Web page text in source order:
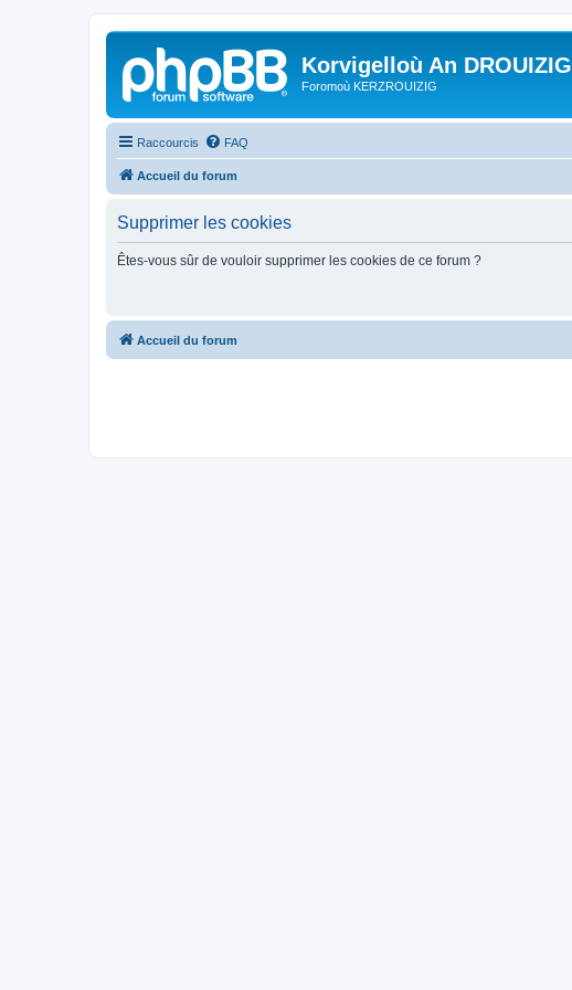
Korvigelloù An DROUIZIG
Foromoù KERZROUIZIG
Raccourcis FAQ
Accueil du forum
Supprimer les cookies
Êtes-vous sûr de vouloir supprimer les cookies de ce forum ?
Accueil du forum